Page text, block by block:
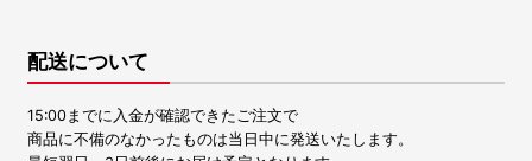
配送について
15:00までに入金が確認できたご注文で
商品に不備のなかったものは当日中に発送いたします。